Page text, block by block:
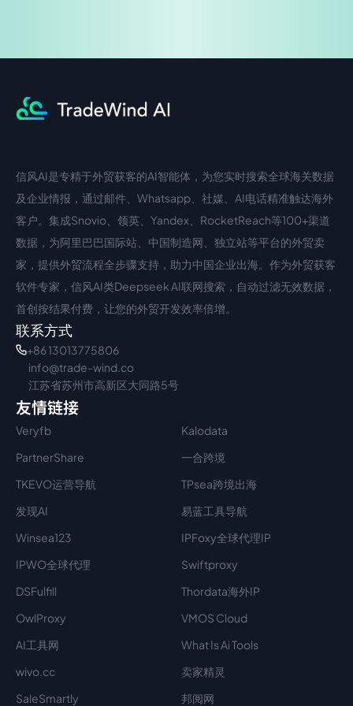
中文入口
信风AI是专精于外贸获客的AI智能体，为您实时搜索全球海关数据
及企业情报，通过邮件、Whatsapp、社媒、AI电话精准触达海外
客户。集成Snovio、领英、Yandex、RocketReach等100+渠道
数据，为阿里巴巴国际站、中国制造网、独立站等平台的外贸卖
家，提供外贸流程全步骤支持，助力中国企业出海。作为外贸获客
软件专家，信风AI类Deepseek AI联网搜索，自动过滤无效数据，
首创按结果付费，让您的外贸开发效率倍增。
联系方式
+86 13013775806
info@trade-wind.co
江苏省苏州市高新区大同路5号
友情链接
Veryfb
Kalodata
PartnerShare
一合跨境
TKEVO运营导航
TPsea跨境出海
发现AI
易蓝工具导航
Winsea123
IPFoxy全球代理IP
IPWO全球代理
Swiftproxy
DSFulfill
Thordata海外IP
OwlProxy
VMOS Cloud
AI工具网
What Is Ai Tools
wivo.cc
卖家精灵
SaleSmartly
邦阅网